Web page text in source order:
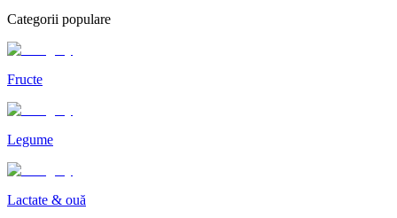
Categorii populare
Fructe
Legume
Lactate & ouă